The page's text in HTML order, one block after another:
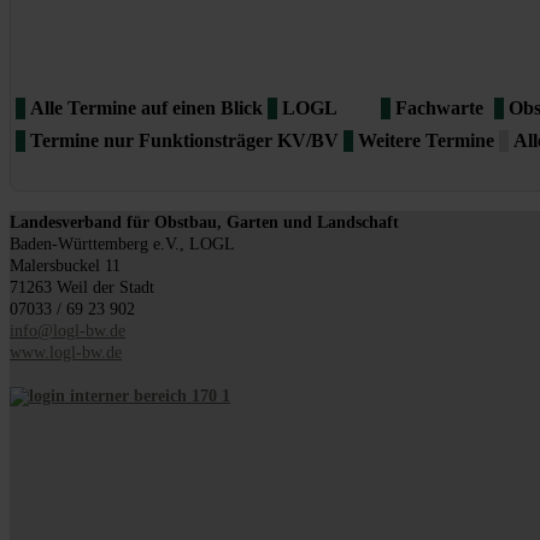
Alle Termine auf einen Blick LOGL Fachwarte
Termine nur Funktionsträger KV/BV
Weitere Termine
Landesverband für Obstbau, Garten und Landschaft
Baden-Württemberg e.V., LOGL
Malersbuckel 11
71263 Weil der Stadt
07033 / 69 23 902
info@logl-bw.de
www.logl-bw.de